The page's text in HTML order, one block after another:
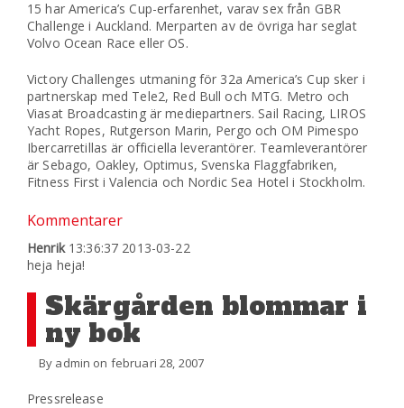
15 har America’s Cup-erfarenhet, varav sex från GBR
Challenge i Auckland. Merparten av de övriga har seglat
Volvo Ocean Race eller OS.
Victory Challenges utmaning för 32a America’s Cup sker i
partnerskap med Tele2, Red Bull och MTG. Metro och
Viasat Broadcasting är mediepartners. Sail Racing, LIROS
Yacht Ropes, Rutgerson Marin, Pergo och OM Pimespo
Ibercarretillas är officiella leverantörer. Teamleverantörer
är Sebago, Oakley, Optimus, Svenska Flaggfabriken,
Fitness First i Valencia och Nordic Sea Hotel i Stockholm.
Kommentarer
Henrik13:36:37 2013-03-22
heja heja!
Skärgården blommar i
ny bok
By admin on februari 28, 2007
Pressrelease